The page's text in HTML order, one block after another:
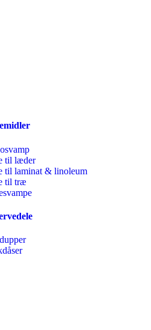
til læder
til laminat & linoleum
til træ